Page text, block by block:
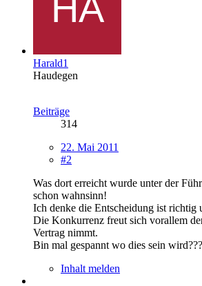
Harald1
Haudegen
Beiträge
314
22. Mai 2011
#2
Was dort erreicht wurde unter der
schon wahnsinn!
Ich denke die Entscheidung ist richtig
Die Konkurrenz freut sich vorallem
Vertrag nimmt.
Bin mal gespannt wo dies sein
Inhalt melden